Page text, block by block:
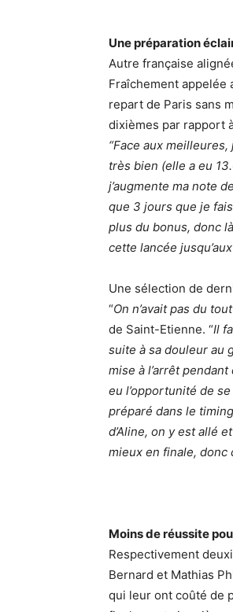
Une préparation
Autre française
Fraîchement appelée
repart de Paris sans
dixièmes par rapport
“Face aux meilleures,
très bien (elle a eu
j’augmente ma note
que 3 jours que je
plus du bonus, donc
cette lancée
Une sélection de
“On n’avait pas du
de Saint-Etienne. “Il
suite à sa douleur au
mise à l’arrêt
eu l’opportunité de
préparé dans le
d’Aline, on y est allé
mieux en finale, donc
Moins de réussite
Respectivement
Bernard et Mathias
qui leur ont coûté de